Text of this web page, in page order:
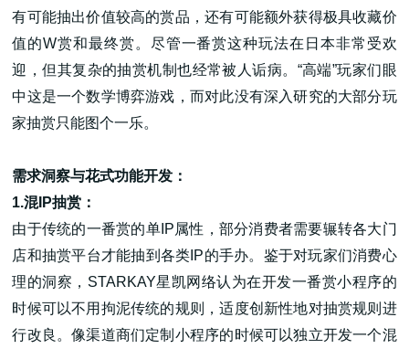
广告大片形式做开发
有可能抽出价值较高的赏品，还有可能额外获得极具收藏价
值的W赏和最终赏。尽管一番赏这种玩法在日本非常受欢
迎，但其复杂的抽赏机制也经常被人诟病。“高端”玩家们眼
中这是一个数学博弈游戏，而对此没有深入研究的大部分玩
家抽赏只能图个一乐。
需求洞察与花式功能开发：
1.混IP抽赏：
由于传统的一番赏的单IP属性，部分消费者需要辗转各大门
店和抽赏平台才能抽到各类IP的手办。鉴于对玩家们消费心
理的洞察，STARKAY星凯网络认为在开发一番赏小程序的
时候可以不用拘泥传统的规则，适度创新性地对抽赏规则进
行改良。像渠道商们定制小程序的时候可以独立开发一个混